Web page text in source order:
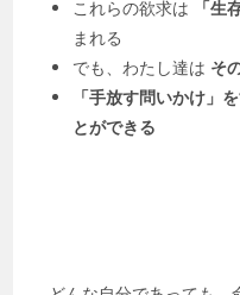
これらの欲求は 「生
まれる
でも、わたし達は そ
「手放す問いかけ」
とができる